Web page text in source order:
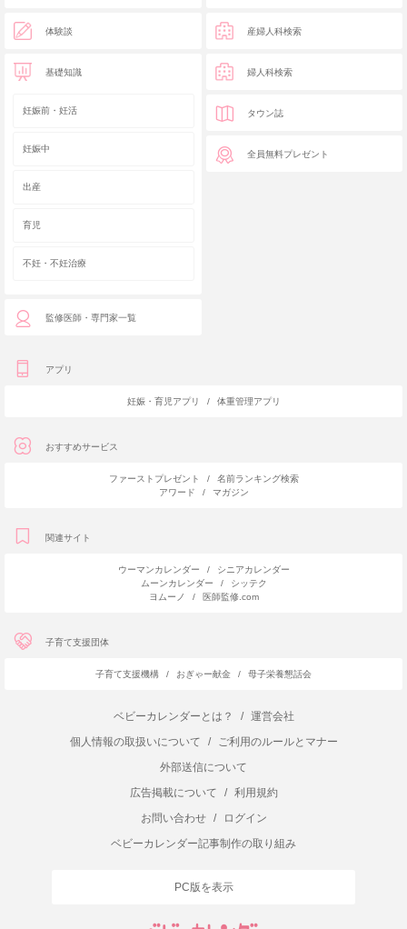
体験談
基礎知識
妊娠前・妊活
妊娠中
出産
育児
不妊・不妊治療
監修医師・専門家一覧
産婦人科検索
婦人科検索
タウン誌
全員無料プレゼント
アプリ
妊娠・育児アプリ / 体重管理アプリ
おすすめサービス
ファーストプレゼント /
名前ランキング検索
アワード
/ マガジン
関連サイト
ウーマンカレンダー /
シニアカレンダー
ムーンカレンダー
/
シッテク
ヨムーノ
/ 医師監修.com
子育て支援団体
子育て支援機構 / おぎゃー献金 / 母子栄養懇話会
ベビーカレンダーとは？ /
運営会社
個人情報の取扱いについて
/
ご利用のルールとマナー
外部送信について
広告掲載について
/
利用規約
お問い合わせ
/
ログイン
ベビーカレンダー記事制作の取り組み
PC版を表示